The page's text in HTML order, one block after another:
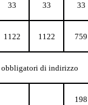
33 33 33
1122 1122 759
obbligatori di indirizzo
198